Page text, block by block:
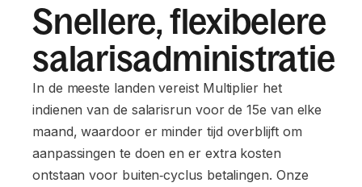
Snellere, flexibelere
salarisadministratie
In de meeste landen vereist Multiplier het
indienen van de salarisrun voor de 15e van elke
maand, waardoor er minder tijd overblijft om
aanpassingen te doen en er extra kosten
ontstaan voor buiten‑cyclus betalingen. Onze